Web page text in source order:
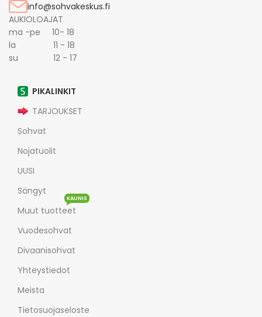
info@sohvakeskus.fi
AUKIOLOAJAT
ma -pe 10- 18
la 11 - 18
su 12 - 17
PIKALINKIT
TARJOUKSET
Sohvat
Nojatuolit
UUSI
Sängyt
Muut tuotteet
KAUNIS
Vuodesohvat
Divaanisohvat
Yhteystiedot
Meista
Tietosuojaseloste